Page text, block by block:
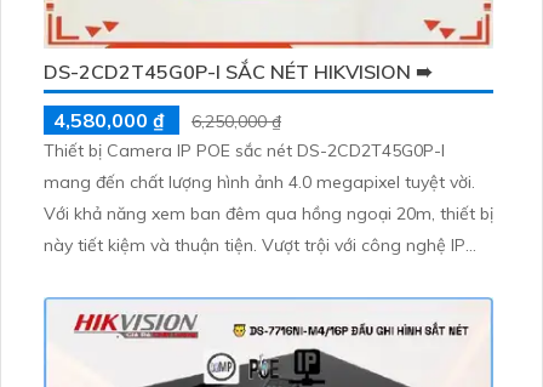
DS-2CD2T45G0P-I SẮC NÉT HIKVISION ➠
4,580,000 ₫
6,250,000 ₫
Thiết bị Camera IP POE sắc nét DS-2CD2T45G0P-I
mang đến chất lượng hình ảnh 4.0 megapixel tuyệt vời.
Với khả năng xem ban đêm qua hồng ngoại 20m, thiết bị
này tiết kiệm và thuận tiện. Vượt trội với công nghệ IP